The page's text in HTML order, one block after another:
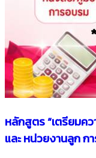
หลักสูตร “เตรียม
และ หน่วยงานลูก ก